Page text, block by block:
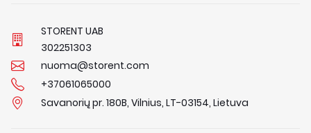
STORENT UAB
302251303
nuoma@storent.com
+37061065000
Savanorių pr. 180B, Vilnius, LT-03154, Lietuva